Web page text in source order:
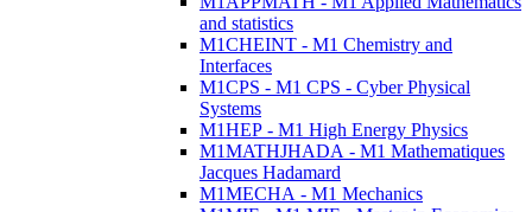
and statistics
M1CHEINT - M1 Chemistry and
Interfaces
M1CPS - M1 CPS - Cyber Physical
Systems
M1HEP - M1 High Energy Physics
M1MATHJHADA - M1 Mathematiques
Jacques Hadamard
M1MECHA - M1 Mechanics